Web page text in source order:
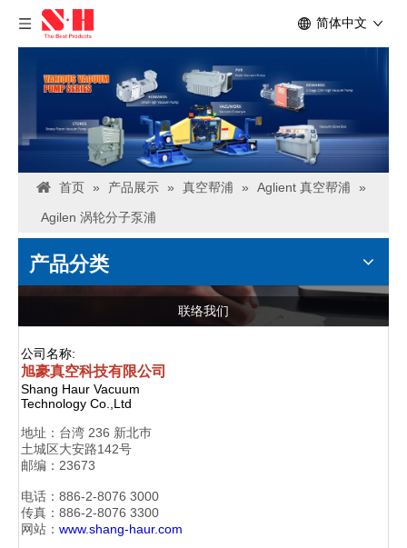
简体中文
首页 » 产品展示 » 真空帮浦 » Aglient 真空帮浦 »
Agilen 涡轮分子泵浦
产品分类
联络我们
公司名称:
旭豪真空科技有限公司
Shang Haur Vacuum
Technology Co.,Ltd
地址： 台湾 236 新北巿
土城区大安路142号
邮编：23673
电话：886-2-8076 3000
传真：886-2-8076 3300
网站： www.shang-haur.com